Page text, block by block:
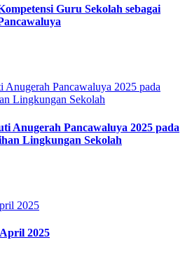
Guru Sekolah sebagai
Pancawaluya 2025 pada
Lingkungan Sekolah
Anugerah Pancawaluya 2025 pada
Lingkungan Sekolah
2025
2025